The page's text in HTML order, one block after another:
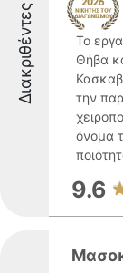
Διακριθέντες
Το
Θήβα
την
όνομα
9.6